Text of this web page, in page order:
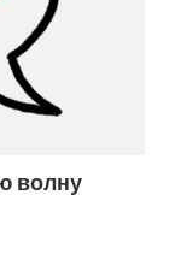
волну